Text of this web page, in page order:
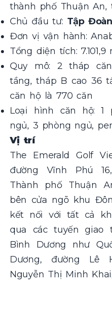
thành phố Thuận An,
Chủ đầu tư: Tập
Đơn vị vận hành:
Tổng diện tích: 7.101,9
Quy mô: 2 tháp
tầng, tháp B cao 36
căn hộ là 770 căn
Loại hình căn hộ: 1
ngủ, 3 phòng ngủ,
Vị trí
The Emerald Golf
đường Vĩnh Phú
Thành phố Thuận
bên cửa ngõ khu
kết nối với tất cả
qua các tuyến giao
Bình Dương như
Dương, đường Lê
Nguyễn Thị Minh